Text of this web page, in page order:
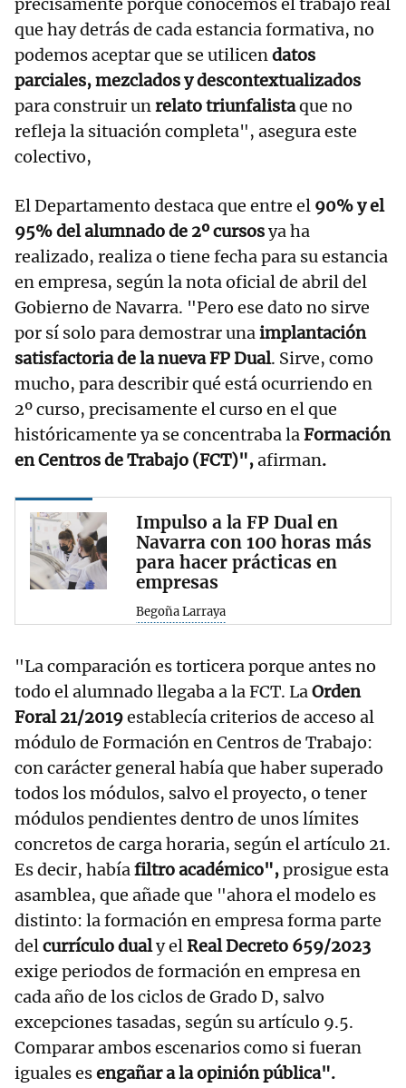
precisamente porque conocemos el trabajo real
que hay detrás de cada estancia formativa, no
podemos aceptar que se utilicendatos
parciales, mezclados y descontextualizados
para construir unrelato triunfalistaque no
refleja la situación completa", asegura este
colectivo,
El Departamento destaca que entre el 90% y el
95% del alumnado de 2º cursosya ha
realizado, realiza o tiene fecha para su estancia
en empresa, según la nota oficial de abril del
Gobierno de Navarra. "Pero ese dato no sirve
por sí solo para demostrar unaimplantación
satisfactoria de la nueva FP Dual. Sirve, como
mucho, para describir qué está ocurriendo en
2º curso, precisamente el curso en el que
históricamente ya se concentraba laFormación
en Centros de Trabajo (FCT)",afirman.
Impulso a la FP Dual en
Navarra con 100 horas más
para hacer prácticas en
empresas
Begoña Larraya
"La comparación es torticera porque antes no
todo el alumnado llegaba a la FCT. LaOrden
Foral 21/2019establecía criterios de acceso al
módulo de Formación en Centros de Trabajo:
con carácter general había que haber superado
todos los módulos, salvo el proyecto, o tener
módulos pendientes dentro de unos límites
concretos de carga horaria, según el artículo 21.
Es decir, habíafiltro académico",prosigue esta
asamblea, que añade que "ahora el modelo es
distinto: la formación en empresa forma parte
delcurrículo dualy elReal Decreto 659/2023
exige periodos de formación en empresa en
cada año de los ciclos de Grado D, salvo
excepciones tasadas, según su artículo 9.5.
Comparar ambos escenarios como si fueran
iguales esengañar a la opinión pública".